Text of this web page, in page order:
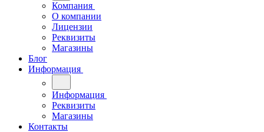
Компания
О компании
Лицензии
Реквизиты
Магазины
Блог
Информация
Информация
Реквизиты
Магазины
Контакты